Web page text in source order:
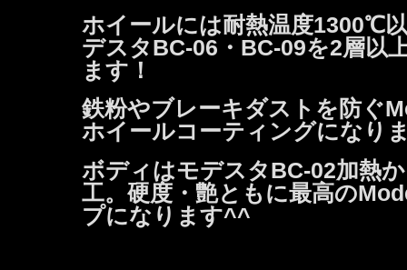
ホイールには耐熱温度1300℃
デスタBC-06・BC-09を2層以
ます！
鉄粉やブレーキダストを防ぐ
ホイールコーティングになり
ボディはモデスタBC-02加熱
工。硬度・艶ともに最高の
プになります^^